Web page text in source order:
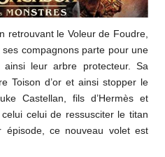
retrouvant le Voleur de Foudre,
compagnons parte pour une
leur arbre protecteur. Sa
Toison d’or et ainsi stopper le
Castellan, fils d’Hermès et
celui de ressusciter le titan
épisode, ce nouveau volet est